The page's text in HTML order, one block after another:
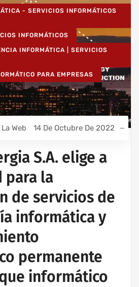
- SERVICIOS INFORMÁTICOS
INFORMÁTICOS
INFORMÁTICA | SERVICIOS
PARA EMPRESAS
Web 14 De Octubre De 2022
S.A. elige a
para la
de servicios de
informática y
permanente
informático